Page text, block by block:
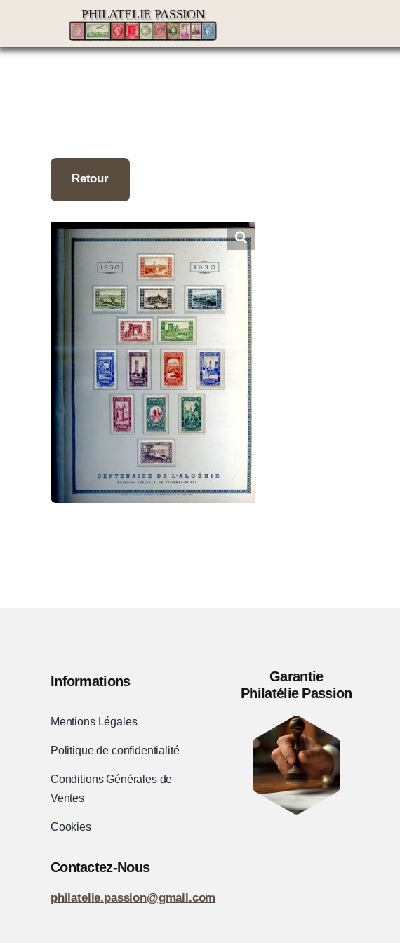
contenu
PHILATELIE PASSION
Retour
Informations
Mentions Légales
Politique de confidentialité
Conditions Générales de
Ventes
Cookies
Contactez-Nous
philatelie.passion@gmail.com
Garantie
Philatélie Passion